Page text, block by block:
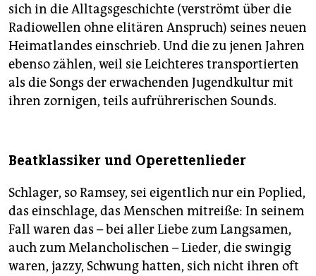
sich in die Alltagsgeschichte (verströmt über die
Radiowellen ohne elitären Anspruch) seines neuen
Heimatlandes einschrieb. Und die zu jenen Jahren
ebenso zählen, weil sie Leichteres transportierten
als die Songs der erwachenden Jugendkultur mit
ihren zornigen, teils aufrührerischen Sounds.
Beatklassiker und Operettenlieder
Schlager, so Ramsey, sei eigentlich nur ein Poplied,
das einschlage, das Menschen mitreiße: In seinem
Fall waren das – bei aller Liebe zum Langsamen,
auch zum Melancholischen – Lieder, die swingig
waren, jazzy, Schwung hatten, sich nicht ihren oft